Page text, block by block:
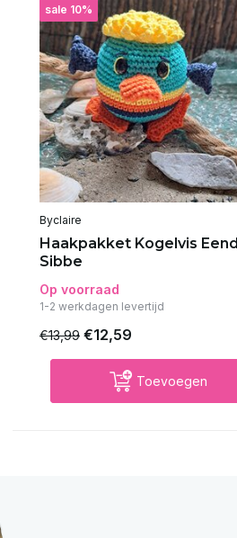
sale 10%
Byclaire
Haakpakket Kogelvis Eend
Sibbe
Op voorraad
1-2 werkdagen levertijd
€13,99 €12,59
Toevoegen